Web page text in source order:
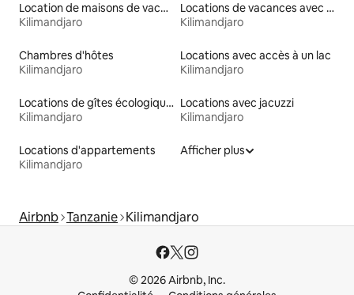
Location de maisons de vacances
Kilimandjaro
Locations de vacances avec piscine
Kilimandjaro
Chambres d'hôtes
Kilimandjaro
Locations avec accès à un lac
Kilimandjaro
Locations de gîtes écologiques
Kilimandjaro
Locations avec jacuzzi
Kilimandjaro
Locations d'appartements
Kilimandjaro
Afficher plus
Airbnb Tanzanie Kilimandjaro
© 2026 Airbnb, Inc.